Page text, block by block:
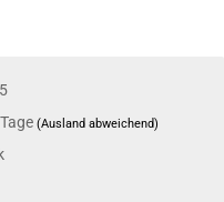
(Ausland abweichend)